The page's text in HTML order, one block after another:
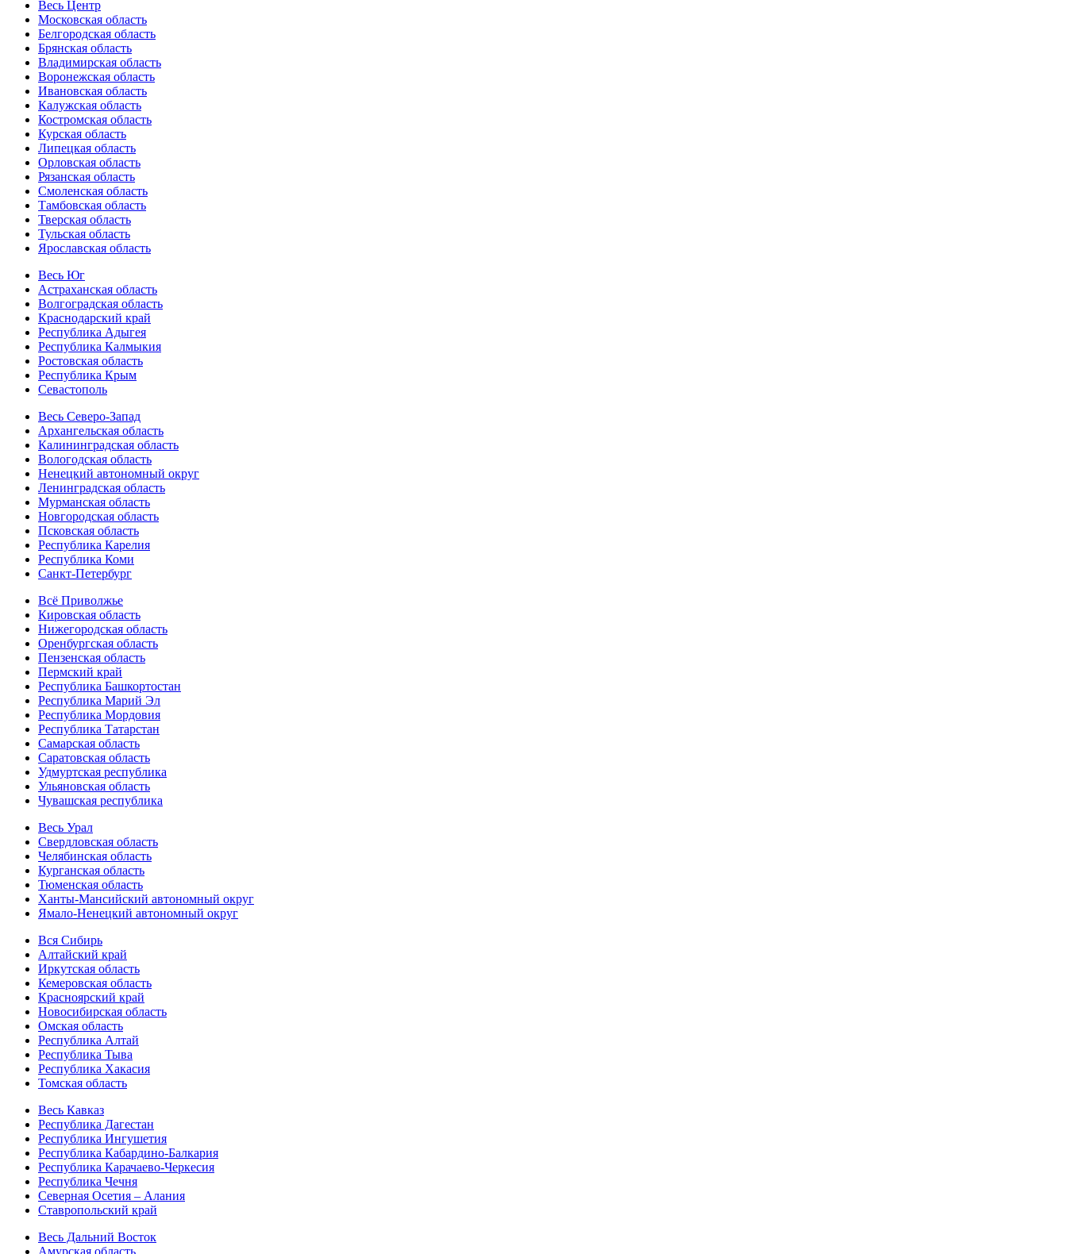
Весь Центр
Московская область
Белгородская область
Брянская область
Владимирская область
Воронежская область
Ивановская область
Калужская область
Костромская область
Курская область
Липецкая область
Орловская область
Рязанская область
Смоленская область
Тамбовская область
Тверская область
Тульская область
Ярославская область
Весь Юг
Астраханская область
Волгоградская область
Краснодарский край
Республика Адыгея
Республика Калмыкия
Ростовская область
Республика Крым
Севастополь
Весь Северо-Запад
Архангельская область
Калининградская область
Вологодская область
Ненецкий автономный округ
Ленинградская область
Мурманская область
Новгородская область
Псковская область
Республика Карелия
Республика Коми
Санкт-Петербург
Всё Приволжье
Кировская область
Нижегородская область
Оренбургская область
Пензенская область
Пермский край
Республика Башкортостан
Республика Марий Эл
Республика Мордовия
Республика Татарстан
Самарская область
Саратовская область
Удмуртская республика
Ульяновская область
Чувашская республика
Весь Урал
Свердловская область
Челябинская область
Курганская область
Тюменская область
Ханты-Мансийский автономный округ
Ямало-Ненецкий автономный округ
Вся Сибирь
Алтайский край
Иркутская область
Кемеровская область
Красноярский край
Новосибирская область
Омская область
Республика Алтай
Республика Тыва
Республика Хакасия
Томская область
Весь Кавказ
Республика Дагестан
Республика Ингушетия
Республика Кабардино-Балкария
Республика Карачаево-Черкесия
Республика Чечня
Северная Осетия – Алания
Ставропольский край
Весь Дальний Восток
Амурская область